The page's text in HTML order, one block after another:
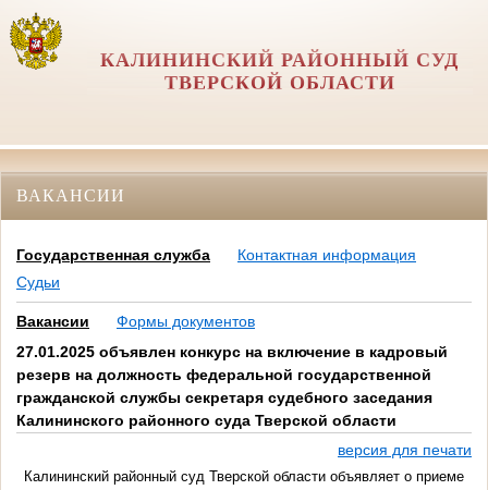
КАЛИНИНСКИЙ РАЙОННЫЙ СУД
ТВЕРСКОЙ ОБЛАСТИ
ВАКАНСИИ
Государственная служба
Контактная информация
Судьи
Вакансии
Формы документов
27.01.2025 объявлен конкурс на включение в кадровый
резерв на должность федеральной государственной
гражданской службы секретаря судебного заседания
Калининского районного суда Тверской области
версия для печати
Калининский районный суд Тверской области объявляет о приеме